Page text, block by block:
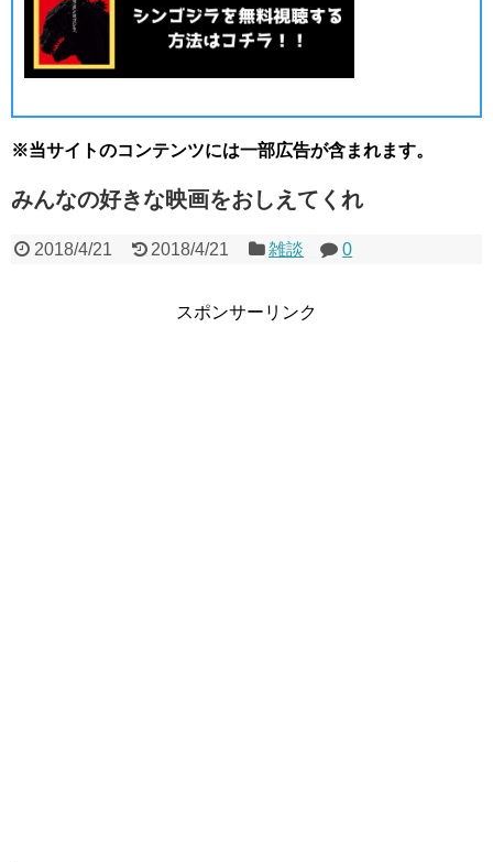
※当サイトのコンテンツには一部広告が含まれます。
みんなの好きな映画をおしえてくれ
2018/4/21 2018/4/21 雑談 0
スポンサーリンク